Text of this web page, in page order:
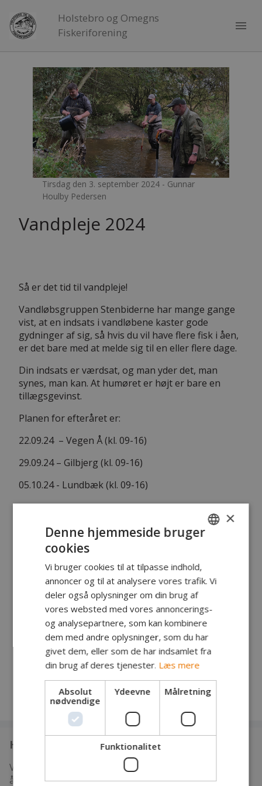
Holstebro og Omegns
Fiskeriforening
menu
Tirsdag den 3. september 2024 - Gunnar
Houlby Pedersen
Vandpleje 2024
Så er det tid til vandpleje!
Vandløbsgruppen Stenbiderne har mange gange
vist, at en indsats i vandløbene kaster gode
gydninger af sig, så hvis du vil have flere fisk i åen,
er det bare med at melde sig til en eller flere dage.
Din indsats er værdsat, og man yder det, man
synes, man kan. At humøret er højt er bare en
tillægsgevinst.
Planen for efteråret er:
22.09.24 – Vegen Å (kl. 09-16)
29.09.24 – Gilbjerg (kl. 09-16)
05.10.24 - Lundbæk (kl. 09-16)
12.10.24 - Ramskov & Vognstrup Bæk (kl. 09-16)
13.10.24 – Røjkær bæk. (09-16)
Man melder sig til via Facebookgruppen:
Stenbiderne - vandløbsrestaurering i Storå-
systemet. Her finder man også de præcise
mødesteder.
Som altid: Jo flere hænder, jo bedre. Man
forpligtiger sig kun til at deltage de datoer, man
selv vælger.
Spred gerne budskabet.
Hvem er vi
Vi er en mere end 100 år gammel forening, som er
åben for alle. Vi har som mål at samle mest muligt
ENGLISH
×
Denne hjemmeside bruger
cookies
Vi bruger cookies til at tilpasse indhold,
annoncer og til at analysere vores trafik. Vi
deler også oplysninger om din brug af
vores websted med vores annoncerings-
og analysepartnere, som kan kombinere
dem med andre oplysninger, som du har
givet dem, eller som de har indsamlet fra
din brug af deres tjenester. Læs mere
Absolut
nødvendige
Ydeevne Målretning
Funktionalitet